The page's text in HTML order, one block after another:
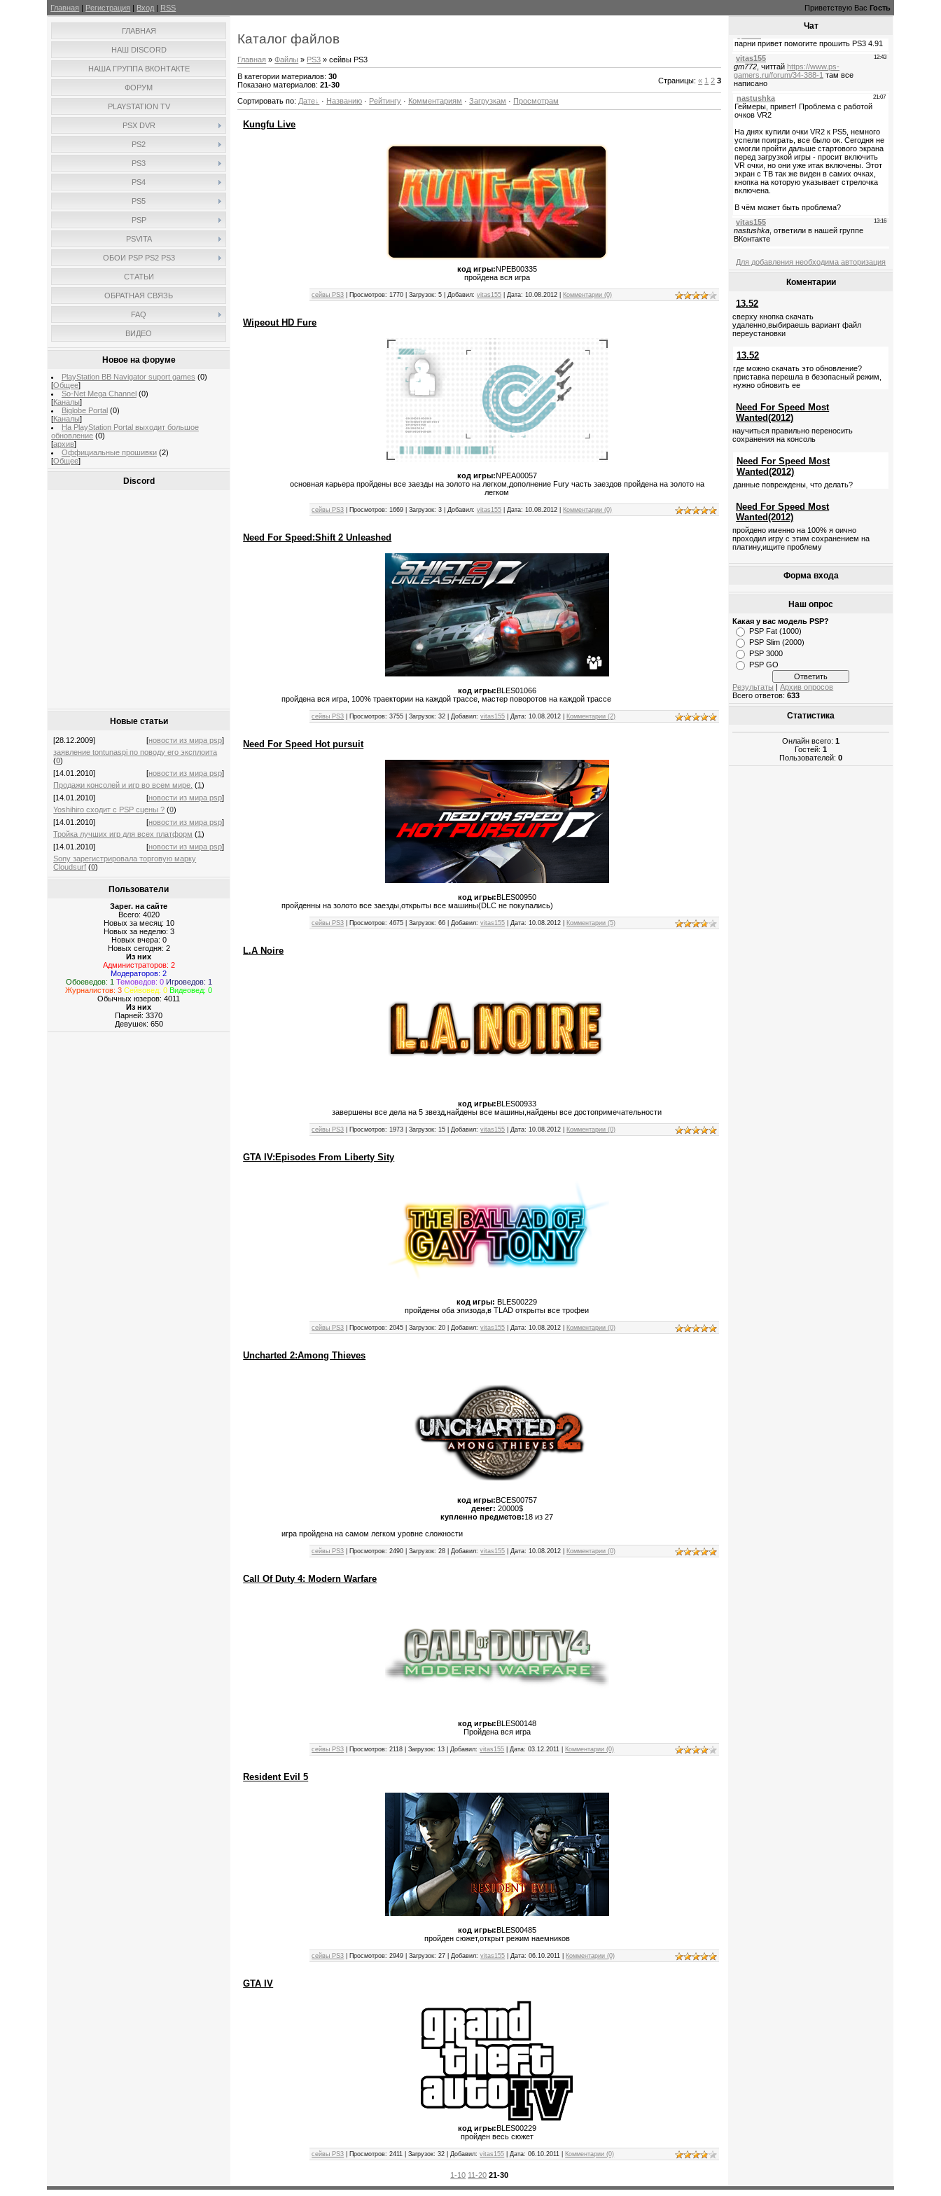
Главная | Регистрация | Вход | RSS Приветствую Вас Гость
ГЛАВНАЯ
НАШ DISCORD
НАША ГРУППА ВКОНТАКТЕ
ФОРУМ
PLAYSTATION TV
PSX DVR
PS2
PS3
PS4
PS5
PSP
PSVITA
ОБОИ PSP PS2 PS3
СТАТЬИ
ОБРАТНАЯ СВЯЗЬ
FAQ
ВИДЕО
Новое на форуме
PlayStation BB Navigator suport games (0)
[Общее]
So-Net Mega Channel (0)
[Каналы]
Biglobe Portal (0)
[Каналы]
На PlayStation Portal выходит большое
обновление (0)
[архив]
Оффициальные прошивки (2)
[Общее]
Discord
Новые статьи
[28.12.2009] [новости из мира psp]
заявление tontunaspi по поводу его эксплоита
(0)
[14.01.2010]
[новости из мира psp]
Продажи консолей и игр во всем мире. (1)
[14.01.2010]
[новости из мира psp]
Yoshihiro сходит с PSP сцены ? (0)
[14.01.2010]
[новости из мира psp]
Тройка лучших игр для всех платформ (1)
[14.01.2010]
[новости из мира psp]
Sony зарегистрировала торговую марку
Cloudsurf (0)
Пользователи
Зарег. на сайте
Всего: 4020
Новых за месяц: 10
Новых за неделю: 3
Новых вчера: 0
Новых сегодня: 2
Из них
Администраторов: 2
Модераторов: 2
Обоеведов: 1 Темоведов: 0 Игроведов: 1
Журналистов: 3 Сейвовед: 0 Видеовед: 0
Обычных юзеров: 4011
Из них
Парней: 3370
Девушек: 650
Каталог файлов
Главная »Файлы » PS3 » сейвы PS3
В категории материалов:30
Показано материалов:21-30 Страницы:« 1 2 3
Сортировать по: Дате · Названию · Рейтингу · Комментариям ·Загрузкам · Просмотрам
Kungfu Live
код игры:NPEB00335
пройдена вся игра
сейвы PS3 | Просмотров: 1770 | Загрузок: 5 | Добавил:vitas155 | Дата: 10.08.2012 Комментарии (0)
Wipeout HD Fure
код игры:NPEA00057
основная карьера пройдены все заезды на золото на легком,дополнение Fury часть заездов пройдена на золото на
легком
сейвы PS3 | Просмотров: 1669 | Загрузок: 3 | Добавил:vitas155 | Дата: 10.08.2012 Комментарии (0)
Need For Speed:Shift 2 Unleashed
код игры:BLES01066
пройдена вся игра, 100% траектории на каждой трассе, мастер поворотов на каждой трассе
сейвы PS3 | Просмотров: 3755 | Загрузок: 32 | Добавил:vitas155 | Дата: 10.08.2012 Комментарии (2)
Need For Speed Hot pursuit
код игры:BLES00950
пройденны на золото все заезды,открыты все машины(DLC не покупались)
сейвы PS3 | Просмотров: 4675 | Загрузок: 66 | Добавил:vitas155 | Дата: 10.08.2012 Комментарии (5)
L.A Noire
код игры:BLES00933
завершены все дела на 5 звезд,найдены все машины,найдены все достопримечательности
сейвы PS3 | Просмотров: 1973 | Загрузок: 15 | Добавил:vitas155 | Дата: 10.08.2012 Комментарии (0)
GTA IV:Episodes From Liberty Sity
код игры: BLES00229
пройдены оба эпизода,в TLAD открыты все трофеи
сейвы PS3 | Просмотров: 2045 | Загрузок: 20 | Добавил:vitas155 | Дата: 10.08.2012 Комментарии (0)
Uncharted 2:Among Thieves
код игры:BCES00757
денег: 20000$
купленно предметов:18 из 27
игра пройдена на самом легком уровне сложности
сейвы PS3 | Просмотров: 2490 | Загрузок: 28 | Добавил:vitas155 | Дата: 10.08.2012 Комментарии (0)
Call Of Duty 4: Modern Warfare
код игры:BLES00148
Пройдена вся игра
сейвы PS3 | Просмотров: 2118 | Загрузок: 13 | Добавил:vitas155 | Дата:03.12.2011 Комментарии (0)
Resident Evil 5
код игры:BLES00485
пройден сюжет,открыт режим наемников
сейвы PS3 | Просмотров: 2949 | Загрузок: 27 | Добавил:vitas155 | Дата:06.10.2011 Комментарии (0)
GTA IV
код игры:BLES00229
пройден весь сюжет
сейвы PS3 | Просмотров: 2411 | Загрузок: 32 | Добавил:vitas155 | Дата:06.10.2011 Комментарии (0)
1-10 11-20 21-30
Чат
Для добавления необходима авторизация
Коментарии
13.52
сверху кнопка скачать
удаленно,выбираешь вариант файл
переустановки
13.52
где можно скачать это обновление?
приставка перешла в безопасный режим,
нужно обновить ее
Need For Speed Most
Wanted(2012)
научиться правильно переносить
сохранения на консоль
Need For Speed Most
Wanted(2012)
данные повреждены, что делать?
Need For Speed Most
Wanted(2012)
пройдено именно на 100% я оично
проходил игру с этим сохранением на
платину,ищите проблему
Форма входа
Наш опрос
Какая у вас модель PSP?
PSP Fat (1000)
PSP Slim (2000)
PSP 3000
PSP GO
Результаты |Архив опросов
Всего ответов:633
Статистика
Онлайн всего:1
Гостей:1
Пользователей:0